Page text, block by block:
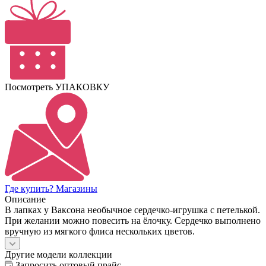
Посмотреть УПАКОВКУ
Где купить? Магазины
Описание
В лапках у Ваксона необычное сердечко-игрушка с петелькой.
При желании можно повесить на ёлочку. Сердечко выполнено
вручную из мягкого флиса нескольких цветов.
Другие модели коллекции